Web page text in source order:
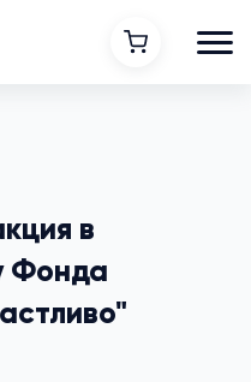
в
Фонда